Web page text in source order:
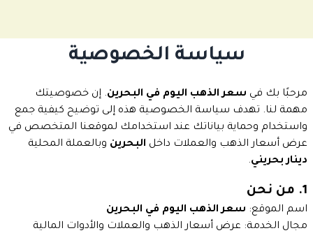
سياسة الخصوصية
مرحبًا بك في سعر الذهب اليوم في البحرين. إن خصوصيتك
مهمة لنا. تهدف سياسة الخصوصية هذه إلى توضيح كيفية جمع
واستخدام وحماية بياناتك عند استخدامك لموقعنا المتخصص في
عرض أسعار الذهب والعملات داخل البحرين وبالعملة المحلية
دينار بحريني.
1. من نحن
اسم الموقع: سعر الذهب اليوم في البحرين
مجال الخدمة: عرض أسعار الذهب والعملات والأدوات المالية